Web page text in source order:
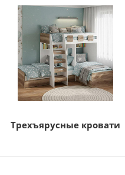
Трехъярусные кровати